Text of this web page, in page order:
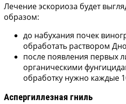
Лечение эскориоза будет
образом:
до набухания почек
обработать раствором
после появления первых
органическими
обработку нужно каждые
Аспергиллезная гниль